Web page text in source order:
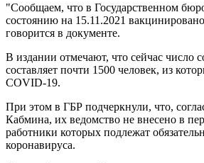
"Сообщаем, что в Государственном
состоянию на 15.11.2021
говорится в документе.
В издании отмечают, что сейчас число
составляет почти 1500 человек, из
COVID-19.
При этом в ГБР подчеркнули, что,
Кабмина, их ведомство не внесено в
работники которых подлежат
коронавируса.